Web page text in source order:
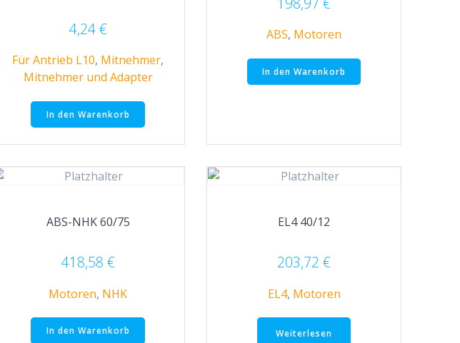
4,24€
Für Antrieb L10, Mitnehmer,
Mitnehmer und Adapter
In den Warenkorb
ABS, Motoren
In den Warenkorb
ABS-NHK 60/75
418,58 €
Motoren, NHK
In den Warenkorb
EL4 40/12
203,72€
EL4, Motoren
Weiterlesen